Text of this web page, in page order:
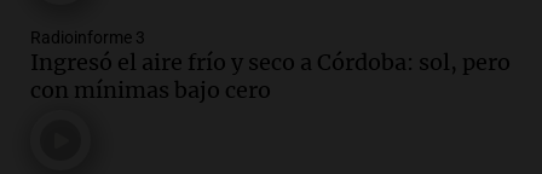
Radioinforme 3
Ingresó el aire frío y seco a Córdoba: sol, pero
con mínimas bajo cero